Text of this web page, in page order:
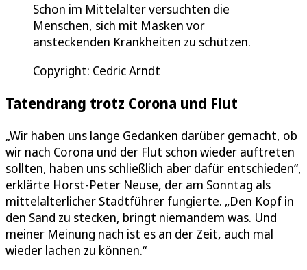
Schon im Mittelalter versuchten die
Menschen, sich mit Masken vor
ansteckenden Krankheiten zu schützen.
Copyright: Cedric Arndt
Tatendrang trotz Corona und Flut
„Wir haben uns lange Gedanken darüber gemacht, ob
wir nach Corona und der Flut schon wieder auftreten
sollten, haben uns schließlich aber dafür entschieden“,
erklärte Horst-Peter Neuse, der am Sonntag als
mittelalterlicher Stadtführer fungierte. „Den Kopf in
den Sand zu stecken, bringt niemandem was. Und
meiner Meinung nach ist es an der Zeit, auch mal
wieder lachen zu können.“